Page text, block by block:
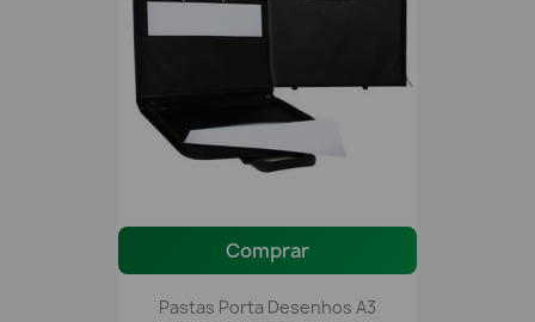
Comprar
Pastas Porta Desenhos A3